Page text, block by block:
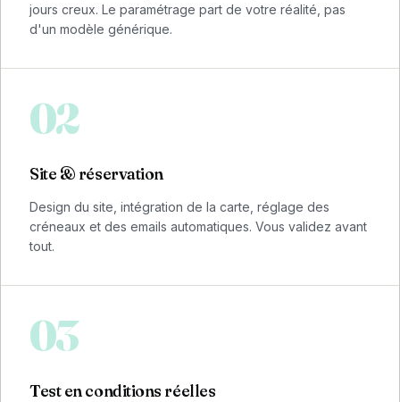
jours creux. Le paramétrage part de votre réalité, pas
d'un modèle générique.
02
Site & réservation
Design du site, intégration de la carte, réglage des
créneaux et des emails automatiques. Vous validez avant
tout.
03
Test en conditions réelles